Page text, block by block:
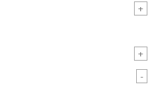
+
+
-